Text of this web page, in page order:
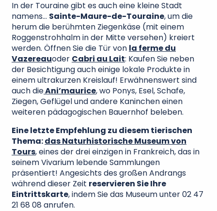
In der Touraine gibt es auch eine kleine Stadt
namens… Sainte-Maure-de-Touraine, um die
herum die berühmten Ziegenkäse (mit einem
Roggenstrohhalm in der Mitte versehen) kreiert
werden. Öffnen Sie die Tür von la ferme du
Vazereauoder Cabri au Lait: Kaufen Sie neben
der Besichtigung auch einige lokale Produkte in
einem ultrakurzen Kreislauf! Erwähnenswert sind
auch dieAni’maurice, wo Ponys, Esel, Schafe,
Ziegen, Geflügel und andere Kaninchen einen
weiteren pädagogischen Bauernhof beleben.
Eine letzte Empfehlung zu diesem tierischen
Thema:das Naturhistorische Museum von
Tours, eines der drei einzigen in Frankreich, das in
seinem Vivarium lebende Sammlungen
präsentiert! Angesichts des großen Andrangs
während dieser Zeit reservieren Sie Ihre
Eintrittskarte, indem Sie das Museum unter 02 47
21 68 08 anrufen.